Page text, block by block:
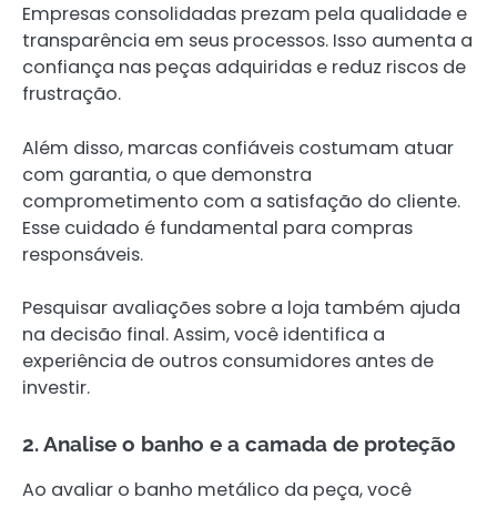
Empresas consolidadas prezam pela qualidade e
transparência em seus processos. Isso aumenta a
confiança nas peças adquiridas e reduz riscos de
frustração.
Além disso, marcas confiáveis costumam atuar
com garantia, o que demonstra
comprometimento com a satisfação do cliente.
Esse cuidado é fundamental para compras
responsáveis.
Pesquisar avaliações sobre a loja também ajuda
na decisão final. Assim, você identifica a
experiência de outros consumidores antes de
investir.
2. Analise o banho e a camada de proteção
Ao avaliar o banho metálico da peça, você